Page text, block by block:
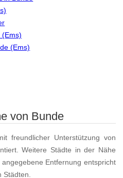
(Ems)
von Bunde
freundlicher Unterstützung von
Weitere Städte in der Nähe
angegebene Entfernung entspricht